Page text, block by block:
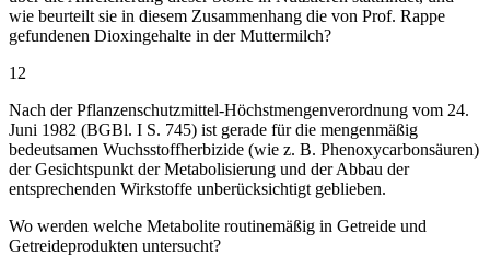
wie beurteilt sie in diesem Zusammenhang die von Prof. Rappe
gefundenen Dioxingehalte in der Muttermilch?
12
Nach der Pflanzenschutzmittel-Höchstmengenverordnung vom 24.
Juni 1982 (BGBl. I S. 745) ist gerade für die mengenmäßig
bedeutsamen Wuchsstoffherbizide (wie z. B. Phenoxycarbonsäuren)
der Gesichtspunkt der Metabolisierung und der Abbau der
entsprechenden Wirkstoffe unberücksichtigt geblieben.
Wo werden welche Metabolite routinemäßig in Getreide und
Getreideprodukten untersucht?